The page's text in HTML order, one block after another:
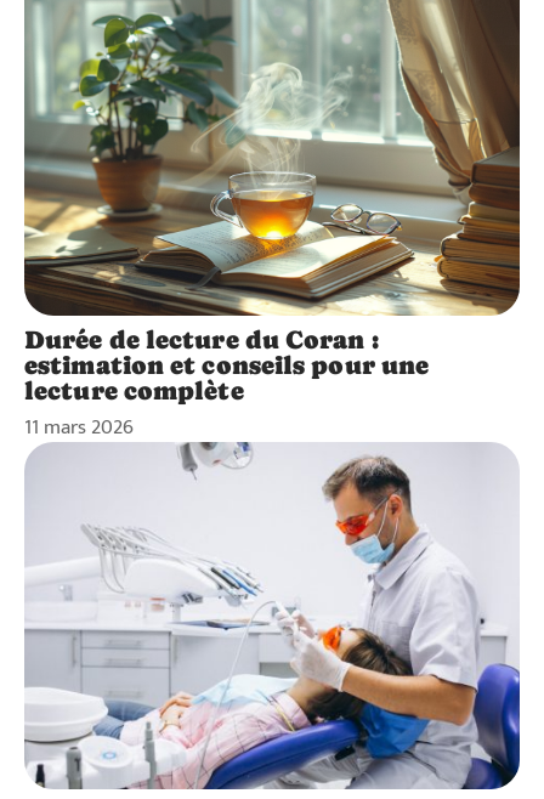
Durée de lecture du Coran :
estimation et conseils pour une
lecture complète
11 mars 2026